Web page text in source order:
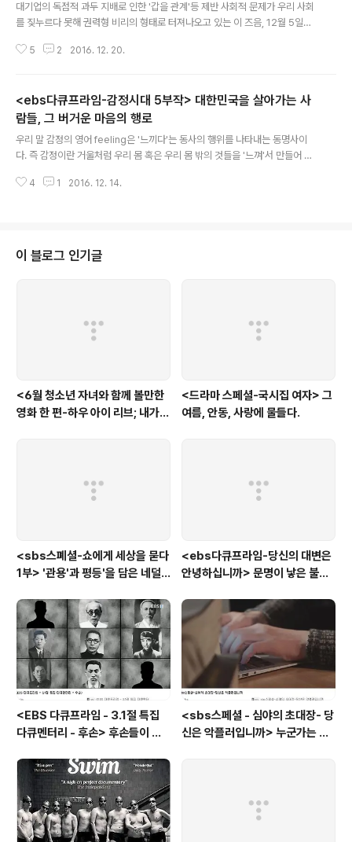
대기업의 독점적 과두 지배로 인한 '갑을 관계'등 제반 사회적 문제가 우리 사회
를 짖누르다 못해 권력형 비리의 형태로 터져나오고 있는 이 즈음, 12월 5일에
운 환타지처럼 보일 지도 모른다. 하지만, 촛불 광장에서 회사 마크를 떼어냐 하
있기 때문이다. AI로 대변되는 4차 산업 혁명의 도래AI에 대한 이야기를 풀어내
기 위해 우선 최근 변화되고 있는 산업 환경이란 전제 조건에 대해 살펴보아야
할 듯하다. 최근 변화되는 산업 환경이란 한 마디로 요약하면 4차 산업 혁명을
말..
5 2 2016. 12. 20.
<ebs다큐프라임-감정시대 5부작> 대한민국을 살아가는 사
람들, 그 버거운 마음의 행로
우리 말 감정의 영어 feeling은 '느끼다'는 동사의 행위를 나타내는 동명사이
다. 즉 감정이란 거울처럼 우리 몸 혹은 우리 몸 밖의 것들을 '느껴'서 만들어 내
대부분 우리 사회에서 아니 어느 사회에서나 '감정'은 개개인 고유의 것이란 생
로 '불안'해 하고 있다는 사실을 발견하게 되었다고 한다. 그 결과 현재의 대한민
국을 '감정'을 통해 설명하는 5부작이 제작되었다. 5부작의 관점은 개인의 감정
4 1 2016. 12. 14.
이 블로그 인기글
<6월 청소년 자녀와 함께 볼만한
영화 한 편-하우 아이 리브; 내가
<드라마 스페셜-국시집 여자> 그
여름, 안동, 사랑에 물들다.
<sbs스폐셜-쇼에게 세상을 묻다
1부> '관용'과 평등'을 담은 네덜
<ebs다큐프라임-당신의 대변은
안녕하십니까> 문명이 낳은 불치
<EBS 다큐프라임 - 3.1절 특집
다큐멘터리 - 후손> 후손들이 말
고 후손들이 짊어진 삶의 무게
<sbs스페셜 - 심야의 초대장- 당
신은 악플러입니까> 누군가는 강